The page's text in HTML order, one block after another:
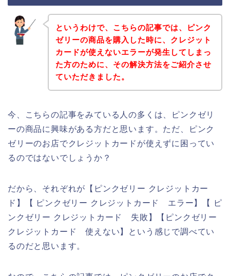
というわけで、こちらの記事では、ピンク
ゼリーの商品を購入した時に、クレジット
カードが使えないエラーが発生してしまっ
た方のために、その解決方法をご紹介させ
ていただきました。
今、こちらの記事をみている人の多くは、ピンクゼリ
ーの商品に興味がある方だと思います。ただ、ピンク
ゼリーのお店でクレジットカードが使えずに困ってい
るのではないでしょうか？
だから、それぞれが【ピンクゼリー クレジットカー
ド】【 ピンクゼリー クレジットカード エラー】【 ピ
ンクゼリー クレジットカード 失敗】【ピンクゼリー
クレジットカード 使えない】という感じで調べてい
るのだと思います。